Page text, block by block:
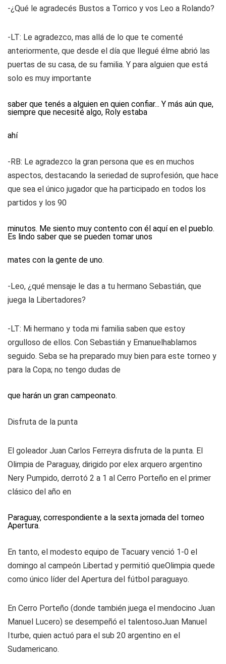
-¿Qué le agradecés Bustos a Torrico y vos Leo a Rolando?
-LT: Le agradezco, mas allá de lo que te comenté
anteriormente, que desde el día que llegué élme abrió las
puertas de su casa, de su familia. Y para alguien que está
solo es muy importante
saber que tenés a alguien en quien confiar... Y más aún que,
siempre que necesité algo, Roly estaba
ahí
-RB: Le agradezco la gran persona que es en muchos
aspectos, destacando la seriedad de suprofesión, que hace
que sea el único jugador que ha participado en todos los
partidos y los 90
minutos. Me siento muy contento con él aquí en el pueblo.
Es lindo saber que se pueden tomar unos
mates con la gente de uno.
-Leo, ¿qué mensaje le das a tu hermano Sebastián, que
juega la Libertadores?
-LT: Mi hermano y toda mi familia saben que estoy
orgulloso de ellos. Con Sebastián y Emanuelhablamos
seguido. Seba se ha preparado muy bien para este torneo y
para la Copa; no tengo dudas de
que harán un gran campeonato.
Disfruta de la punta
El goleador Juan Carlos Ferreyra disfruta de la punta. El
Olimpia de Paraguay, dirigido por elex arquero argentino
Nery Pumpido, derrotó 2 a 1 al Cerro Porteño en el primer
clásico del año en
Paraguay, correspondiente a la sexta jornada del torneo
Apertura.
En tanto, el modesto equipo de Tacuary venció 1-0 el
domingo al campeón Libertad y permitió queOlimpia quede
como único líder del Apertura del fútbol paraguayo.
En Cerro Porteño (donde también juega el mendocino Juan
Manuel Lucero) se desempeñó el talentosoJuan Manuel
Iturbe, quien actuó para el sub 20 argentino en el
Sudamericano.